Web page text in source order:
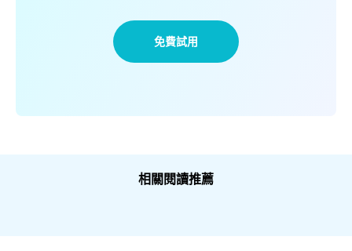
免費試用
相關閱讀推薦